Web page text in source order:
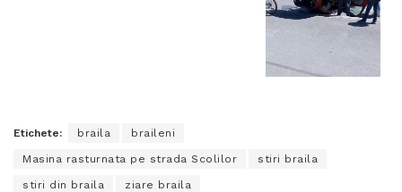
Etichete: braila braileni
Masina rasturnata pe strada Scolilor stiri braila
stiri din braila ziare braila